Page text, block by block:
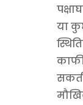
या